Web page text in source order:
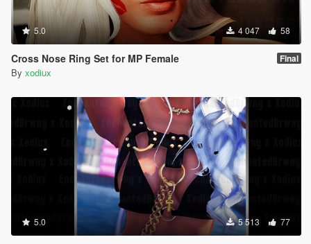
5.0 4 047 58
Cross Nose Ring Set for MP Female Final
By xodiux
5.0 5 513 77